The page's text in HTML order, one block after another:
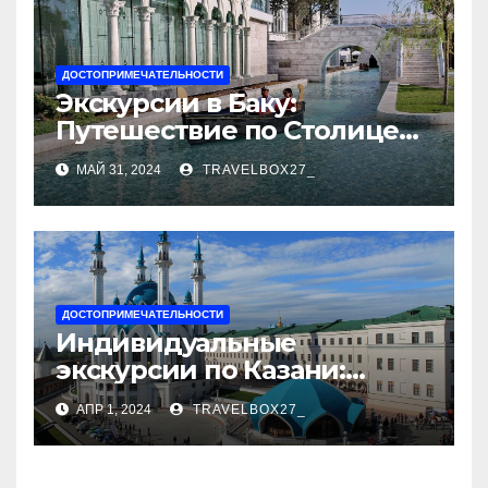
ДОСТОПРИМЕЧАТЕЛЬНОСТИ
Экскурсии в Баку:
Путешествие по Столице
Азербайджана
МАЙ 31, 2024 TRAVELBOX27_
ДОСТОПРИМЕЧАТЕЛЬНОСТИ
Индивидуальные
экскурсии по Казани:
откройте город с новой
стороны
АПР 1, 2024 TRAVELBOX27_